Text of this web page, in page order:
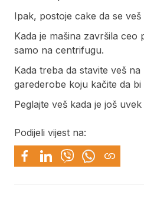
Ipak, postoje cake da se
Kada je mašina završila ceo
samo na centrifugu.
Kada treba da stavite veš
garederobe koju kačite da
Peglajte veš kada je još
Podijeli vijest na: